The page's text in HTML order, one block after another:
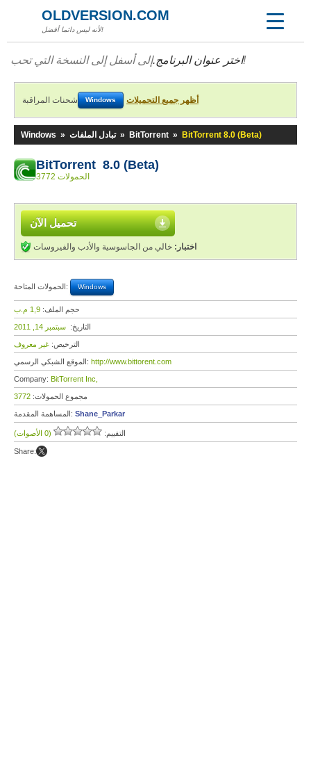
OLDVERSION.COM
لأنه ليس دائما أفضل!
اختر عنوان البرنامج.إلى أسفل إلى النسخة التي تحب!
شحنات المراقبة Windows أظهر جميع التحميلات
Windows » تبادل الملفات » BitTorrent » BitTorrent 8.0 (Beta)
BitTorrent 8.0 (Beta)
3772 الحمولات
تحميل الآن
اختبار: خالي من الجاسوسية والأدب والفيروسات
الحمولات المتاحة: Windows
حجم الملف: 1,9 م.ب
التاريخ: سبتمبر 14, 2011
الترخيص: غير معروف
الموقع الشبكي الرسمي: http://www.bittorent.com
Company: BitTorrent Inc,
مجموع الحمولات: 3772
المساهمة المقدمة: Shane_Parkar
التقييم: (0 الأصوات)
Share: